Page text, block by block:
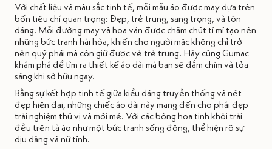
Với chất liệu và màu sắc tinh tế, mỗi mẫu áo được may dựa trên
bốn tiêu chí quan trọng: Đẹp, trẻ trung, sang trọng, và tôn
dáng. Mỗi đường may và hoa văn được chăm chút tỉ mỉ tạo nên
những bức tranh hài hòa, khiến cho người mặc không chỉ trở
nên quý phái mà còn giữ được vẻ trẻ trung. Hãy cùng Gumac
khám phá để tìm ra thiết kế áo dài mà bạn sẽ đắm chìm và tỏa
sáng khi sở hữu ngay.
Bằng sự kết hợp tinh tế giữa kiểu dáng truyền thống và nét
đẹp hiện đại, những chiếc áo dài này mang đến cho phái đẹp
trải nghiệm thú vị và mới mẻ. Với các bông hoa tinh khôi trải
đều trên tà áo như một bức tranh sống động, thể hiện rõ sự
dịu dàng và nữ tính.